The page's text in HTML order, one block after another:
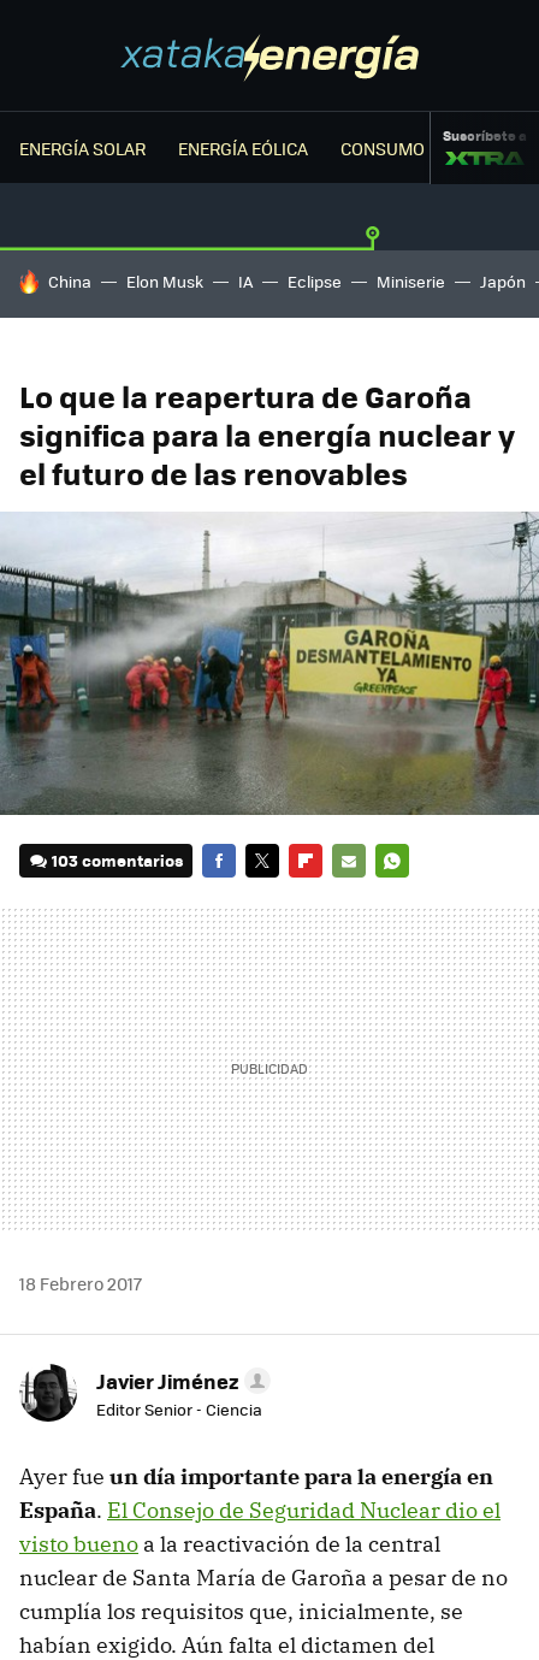
ENERGÍA SOLAR ENERGÍA EÓLICA CONSUMO ENERGÉTICO
Suscríbete a
HOY SE HABLA DE
China Elon Musk IA Eclipse Miniserie Japón
Lo que la reapertura de Garoña
significa para la energía nuclear y
el futuro de las renovables
103 comentarios
MAIL
18 Febrero 2017
Javier Jiménez
Editor Senior - Ciencia
Ayer fue un día importante para la energía en
España. El Consejo de Seguridad Nuclear dio el
visto bueno a la reactivación de la central
nuclear de Santa María de Garoña a pesar de no
cumplía los requisitos que, inicialmente, se
habían exigido. Aún falta el dictamen del